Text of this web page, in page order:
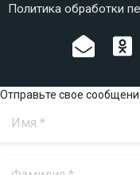
Политика обработки
Отправьте свое